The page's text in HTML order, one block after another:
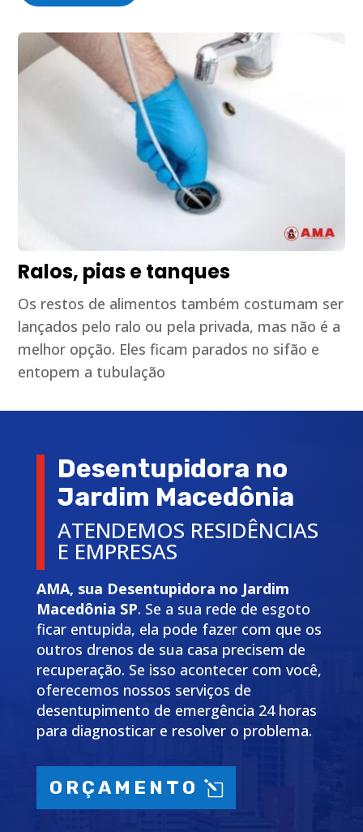
Ralos, pias e tanques
Os restos de alimentos também costumam ser
lançados pelo ralo ou pela privada, mas não é a
melhor opção. Eles ficam parados no sifão e
entopem a tubulação
Desentupidora no
Jardim Macedônia
ATENDEMOS RESIDÊNCIAS
E EMPRESAS
AMA, sua Desentupidora no Jardim
Macedônia SP. Se a sua rede de esgoto
ficar entupida, ela pode fazer com que os
outros drenos de sua casa precisem de
recuperação. Se isso acontecer com você,
oferecemos nossos serviços de
desentupimento de emergência 24 horas
para diagnosticar e resolver o problema.
ORÇAMENTO